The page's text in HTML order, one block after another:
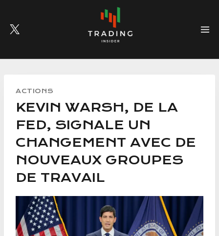
content
ACTIONS
KEVIN WARSH, DE LA
FED, SIGNALE UN
CHANGEMENT AVEC DE
NOUVEAUX GROUPES
DE TRAVAIL